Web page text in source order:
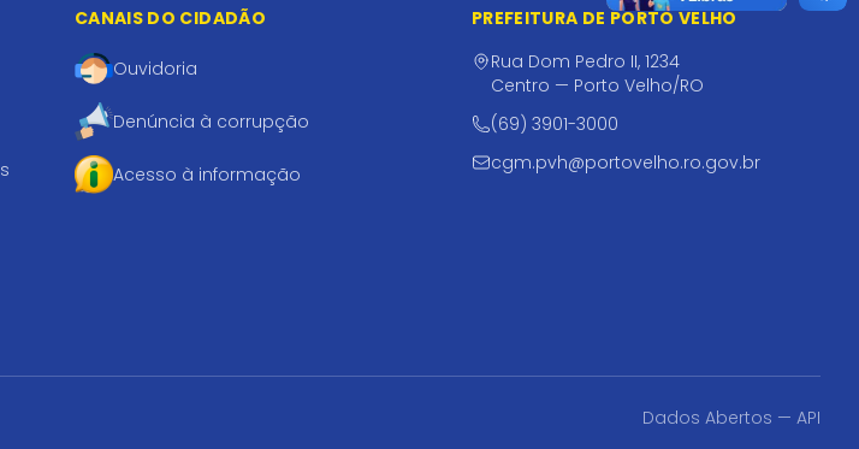
CANAIS DO CIDADÃO
Ouvidoria
Denúncia à corrupção
Acesso à informação
PREFEITURA DE PORTO VELHO
Rua Dom Pedro II, 1234
Centro — Porto Velho/RO
(69) 3901-3000
cgm.pvh@portovelho.ro.gov.br
Dados Abertos — API